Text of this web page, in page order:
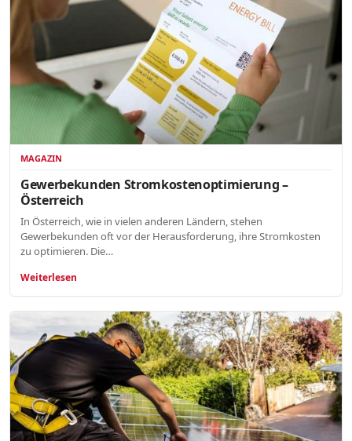
MAGAZIN
Gewerbekunden Stromkostenoptimierung –
Österreich
In Österreich, wie in vielen anderen Ländern, stehen
Gewerbekunden oft vor der Herausforderung, ihre Stromkosten
zu optimieren. Die…
Weiterlesen